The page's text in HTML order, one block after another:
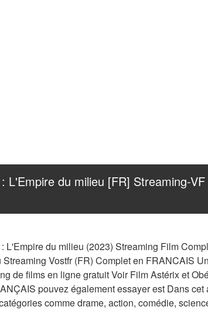
L'Empire du milieu [FR] Streaming-VF
L'Empire du milieu (2023) Streaming Film
Vostfr (FR) Complet en FRANCAIS
de films en ligne gratuit Voir Film Astérix et
pouvez également essayer est Dans
comme drame, action, comédie,